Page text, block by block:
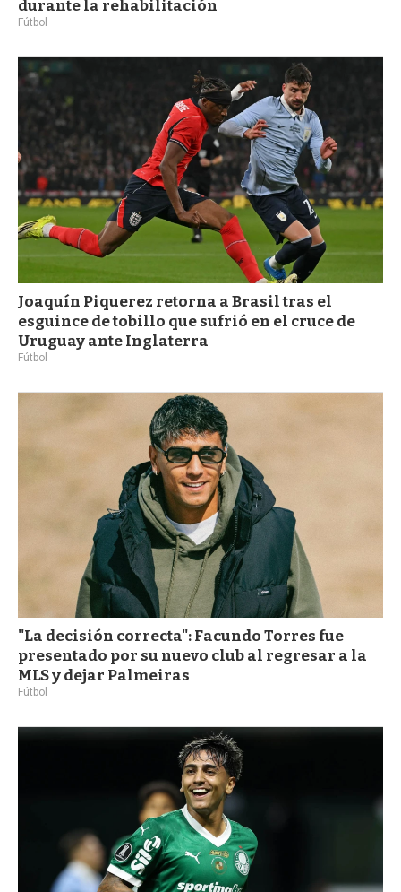
durante la rehabilitación
Fútbol
Joaquín Piquerez retorna a Brasil tras el
esguince de tobillo que sufrió en el cruce de
Uruguay ante Inglaterra
Fútbol
"La decisión correcta": Facundo Torres fue
presentado por su nuevo club al regresar a la
MLS y dejar Palmeiras
Fútbol